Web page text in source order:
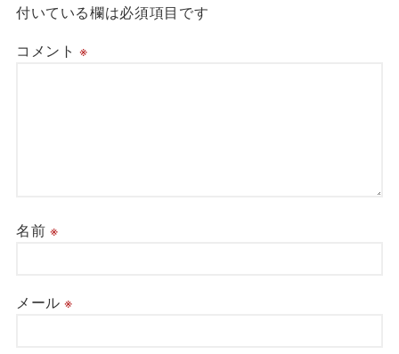
付いている欄は必須項目です
コメント※
名前 ※
メール※